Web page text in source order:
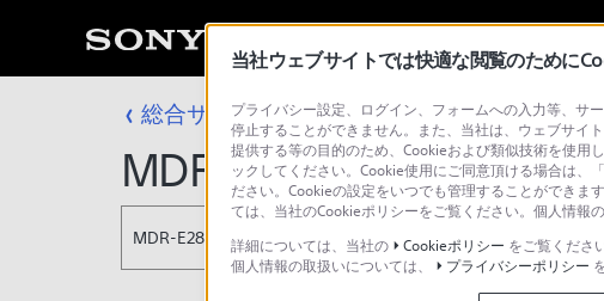
総合サポート・お問い合わせ インイヤー（イヤホン）
MDR-E282
MDR-E282
当社ウェブサイトでは快適な閲覧のために
プライバシー設定、ログイン、フォームへの入力等、サ
停止することができません。また、当社は、ウェブサイ
提供する等の目的のため、Cookieおよび類似技術を使用
ックしてください。Cookie使用にご同意頂ける場合は、
ださい。Cookieの設定をいつでも管理することができま
ては、当社のCookieポリシーをご覧ください。個人情報
詳細については、当社の
Cookieポリシー をご覧ください
個人情報の取扱いについては、
プライバシーポリシー